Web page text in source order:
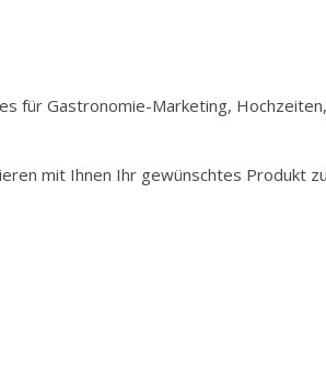
für Gastronomie-Marketing, Hochzeiten,
mit Ihnen Ihr gewünschtes Produkt